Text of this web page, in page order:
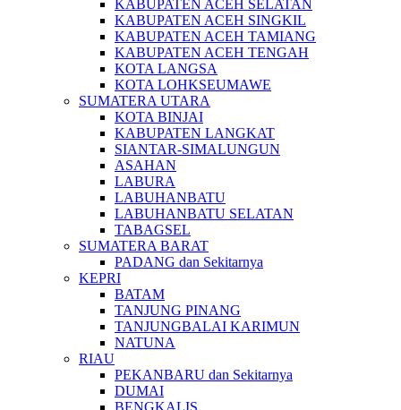
KABUPATEN ACEH SELATAN
KABUPATEN ACEH SINGKIL
KABUPATEN ACEH TAMIANG
KABUPATEN ACEH TENGAH
KOTA LANGSA
KOTA LOHKSEUMAWE
SUMATERA UTARA
KOTA BINJAI
KABUPATEN LANGKAT
SIANTAR-SIMALUNGUN
ASAHAN
LABURA
LABUHANBATU
LABUHANBATU SELATAN
TABAGSEL
SUMATERA BARAT
PADANG dan Sekitarnya
KEPRI
BATAM
TANJUNG PINANG
TANJUNGBALAI KARIMUN
NATUNA
RIAU
PEKANBARU dan Sekitarnya
DUMAI
BENGKALIS